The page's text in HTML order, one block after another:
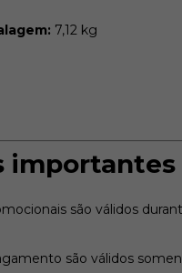
7,12 kg
importantes
são válidos
são válidos